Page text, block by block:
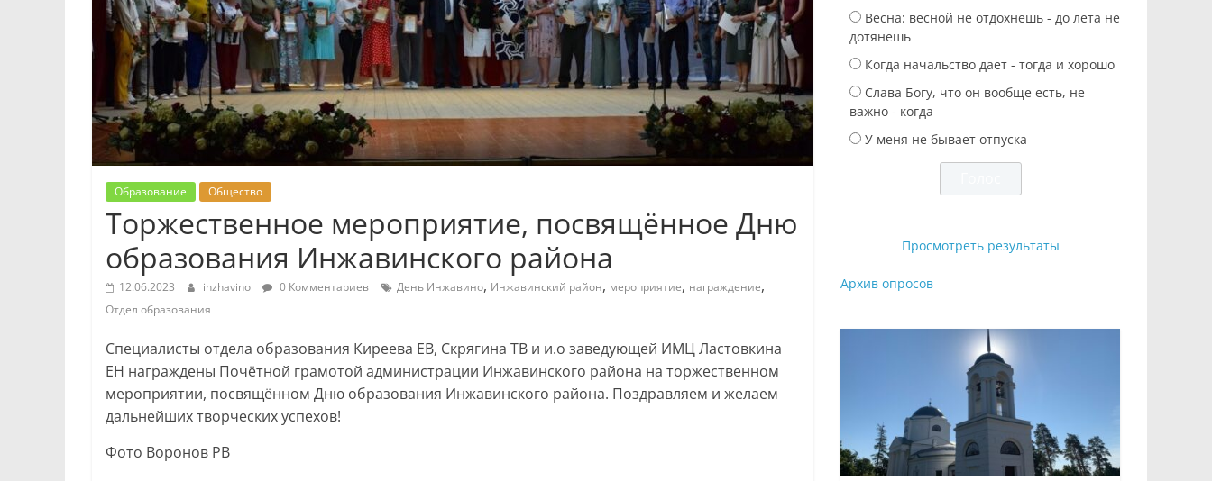
Образование Общество
Торжественное мероприятие, посвящённое Дню
образования Инжавинского района
12.06.2023 inzhavino 0 Комментариев День Инжавино, Инжавинский район, мероприятие, награждение,
Отдел образования
Специалисты отдела образования Киреева ЕВ, Скрягина ТВ и и.о заведующей ИМЦ Ластовкина
ЕН награждены Почётной грамотой администрации Инжавинского района на торжественном
мероприятии, посвящённом Дню образования Инжавинского района. Поздравляем и желаем
дальнейших творческих успехов!
Фото Воронов РВ
Весна: весной не отдохнешь - до лета не
дотянешь
Когда начальство дает - тогда и хорошо
Слава Богу, что он вообще есть, не
важно - когда
У меня не бывает отпуска
Просмотреть результаты
Архив опросов